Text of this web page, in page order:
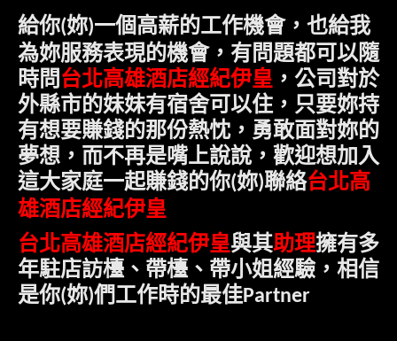
給你(妳)一個高薪的工作機會，也給我
為妳服務表現的機會，有問題都可以隨
時問台北高雄酒店經紀伊皇 ，公司對於
外縣市的妹妹有宿舍可以住，只要妳持
有想要賺錢的那份熱忱，勇敢面對妳的
夢想，而不再是嘴上說說，歡迎想加入
這大家庭一起賺錢的你(妳)聯絡台北高
雄酒店經紀伊皇
台北高雄酒店經紀伊皇與其助理擁有多
年駐店訪檯、帶檯、帶小姐經驗，相信
是你(妳)們工作時的最佳Partner